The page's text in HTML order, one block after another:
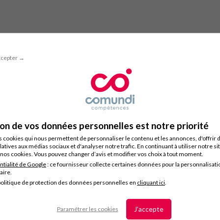
→
de vos données personnelles est notre priorité
cookies qui nous permettent de personnaliser le contenu et les annonces, d'offrir
aux médias sociaux et d'analyser notre trafic. En continuant à utiliser notre
cookies. Vous pouvez changer d’avis et modifier vos choix à tout moment.
de Google: ce fournisseur collecte certaines données pour la
de protection des données personnelles en cliquant ici.
Paramétrer les cookies J'accepte